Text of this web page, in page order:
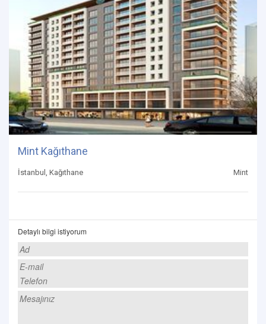
Mint Kağıthane
İstanbul, Kağıthane Mint
Detaylı bilgi istiyorum